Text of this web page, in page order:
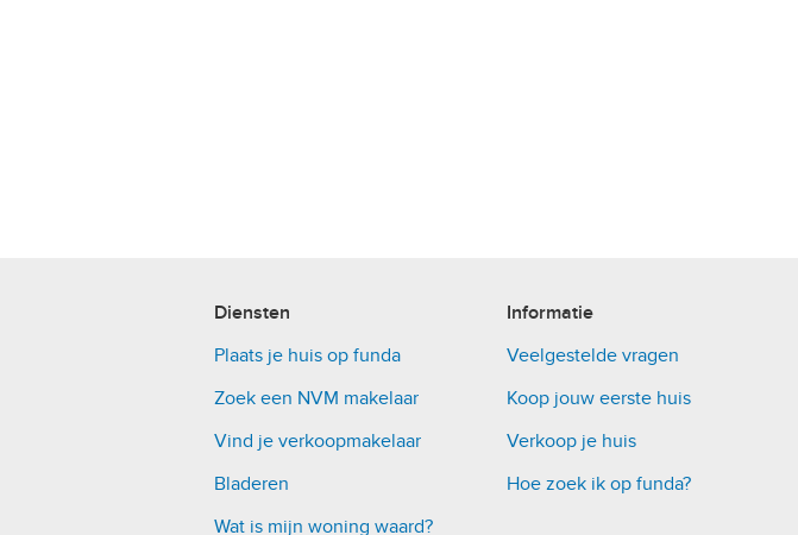
Diensten
Plaats je huis op funda
Zoek een NVM makelaar
Vind je verkoopmakelaar
Bladeren
Wat is mijn woning waard?
Informatie
Veelgestelde vragen
Koop jouw eerste huis
Verkoop je huis
Hoe zoek ik op funda?